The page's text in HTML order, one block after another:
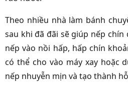
Theo nhiều nhà làm bánh
sau khi đã đãi sẽ giúp nếp chín
nếp vào nồi hấp, hấp chín
có thể cho vào máy xay hoặc
nếp nhuyễn mịn và tạo thành